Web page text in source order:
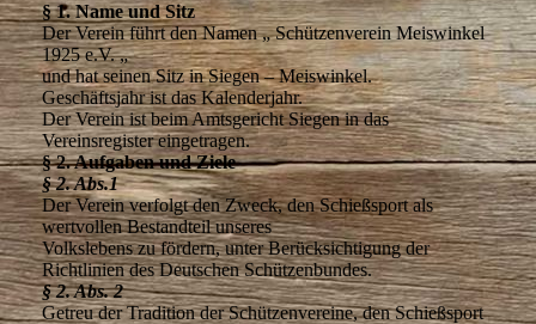
§ 1. Name und Sitz
Der Verein führt den Namen „ Schützenverein Meiswinkel
1925 e.V. „
und hat seinen Sitz in Siegen – Meiswinkel.
Geschäftsjahr ist das Kalenderjahr.
Der Verein ist beim Amtsgericht Siegen in das
Vereinsregister eingetragen.
§ 2. Aufgaben und Ziele
§ 2. Abs.1
Der Verein verfolgt den Zweck, den Schießsport als
wertvollen Bestandteil unseres
Volkslebens zu fördern, unter Berücksichtigung der
Richtlinien des Deutschen Schützenbundes.
§ 2. Abs. 2
Getreu der Tradition der Schützenvereine, den Schießsport